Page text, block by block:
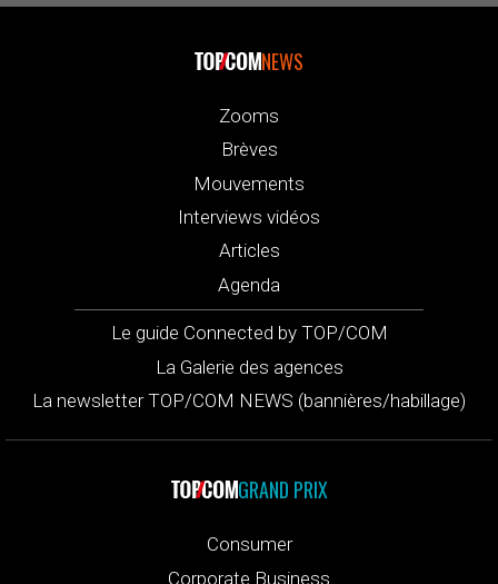
NEWS
Zooms
Brèves
Mouvements
Interviews vidéos
Articles
Agenda
Le guide Connected by TOP/COM
La Galerie des agences
La newsletter TOP/COM NEWS (bannières/habillage)
GRAND PRIX
Consumer
Corporate Business